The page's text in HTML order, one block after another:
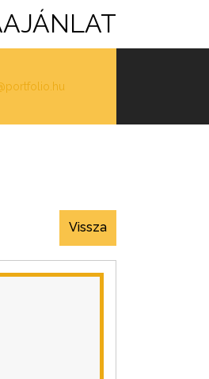
Vissza